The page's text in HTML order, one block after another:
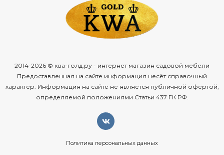
2014-2026 © ква-голд.ру - интернет магазин садовой мебели
Предоставленная на сайте информация несёт справочный
характер. Информация на сайте не является публичной офертой,
определяемой положениями Статьи 437 ГК РФ.
Политика персональных данных